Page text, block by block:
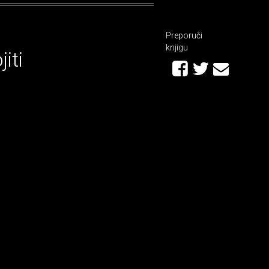
Preporuči
knjigu